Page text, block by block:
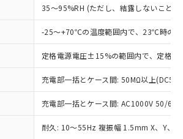
35～95%RH (ただし、結露しないこと)
-25～+70℃の温度範囲内で、23℃時の
定格電源電圧±15%の範囲内で、定格
充電部一括とケース間: 50MΩ以上
充電部一括とケース間: AC1000V 50/
耐久: 10～55Hz 複振幅 1.5mm X、Y、Z
ービスは、当社制御機器事業取扱
の当社在庫状況および標準価格
)を提供させていただくもので
制御機器事業取扱商品の中には、
ービスの対象外となる商品もある
をご了承ください。
状況および標準価格照会結果は、
している更新日時点での社内デー
基づき作成されるものであり、閲
：EU RoHS指令（10物質）の
応状況を調査中または確認中の
ライセンス料など無形物で、有
関係のない商品です。
事情により、非含有部品として
含有品と判明した場合などや
更することがあります。
（10物質）：
以下、 水銀(Hg) 1000ppm以下、 カド
表
大均質材料含有率が中国RoHSの
あることを示します。
大均質材料含有率が中国RoHSの
ていることを示します。
確認です。当社販売部門へお問
物質の基準値 (GB/T26572)：
は、これら貴社製品のうち、外国
および外国貿易法に定める商品
下｢規制貨物等」という）を輸出
は国外への提供する場合は、日本